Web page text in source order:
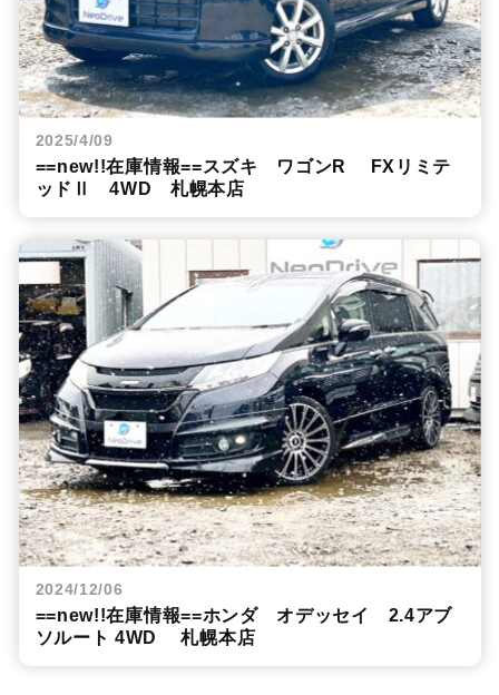
2025/4/09
==new!!在庫情報==スズキ ワゴンR FXリミテ
ッドⅡ 4WD 札幌本店
2024/12/06
==new!!在庫情報==ホンダ オデッセイ 2.4アブ
ソルート 4WD 札幌本店